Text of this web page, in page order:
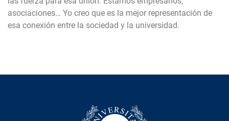
asociaciones… Yo creo que es la mejor representación de
esa conexión entre la sociedad y la universidad.